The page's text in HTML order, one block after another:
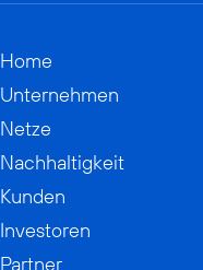
Home
Unternehmen
Netze
Nachhaltigkeit
Kunden
Investoren
Partner